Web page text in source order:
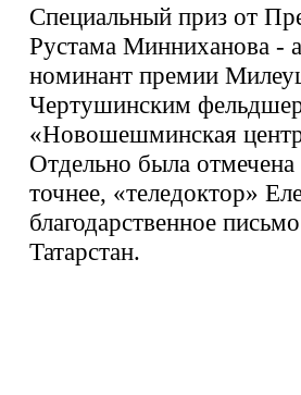
Специальный приз от
Рустама Минниханова -
номинант премии
Чертушинским
«Новошешминская
Отдельно была
точнее, «теледоктор»
благодарственное
Татарстан.